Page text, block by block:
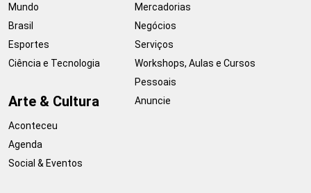
Mundo
Brasil
Esportes
Ciência e Tecnologia
Arte & Cultura
Aconteceu
Agenda
Social & Eventos
Mercadorias
Negócios
Serviços
Workshops, Aulas e Cursos
Pessoais
Anuncie